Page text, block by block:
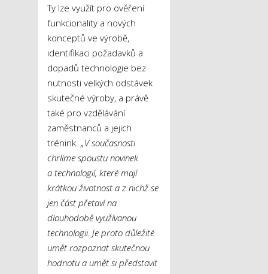
Ty lze využít pro ověření
funkcionality a nových
konceptů ve výrobě,
identifikaci požadavků a
dopadů technologie bez
nutnosti velkých odstávek
skutečné výroby, a právě
také pro vzdělávání
zaměstnanců a jejich
trénink. „V současnosti
chrlíme spoustu novinek
a technologií, které mají
krátkou životnost a z nichž se
jen část přetaví na
dlouhodobě využívanou
technologii. Je proto důležité
umět rozpoznat skutečnou
hodnotu a umět si představit